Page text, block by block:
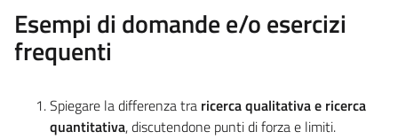
Esempi di domande e/o esercizi
frequenti
Spiegare la differenza tra ricerca qualitativa e ricerca
quantitativa, discutendone punti di forza e limiti.